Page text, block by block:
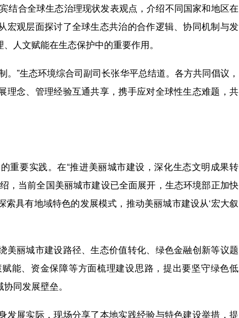
合全球生态治理现状发表观点，介绍不同国家和地区在
宏观层面探讨了全球生态共治的合作逻辑、协同机制与发
人文赋能在生态保护中的重要作用。
”生态环境综合司副司长张华平总结道。各方共同倡议，
理念、管理经验互通共享，携手应对全球性生态难题，共
要实践。在“推进美丽城市建设，深化生态文明成果转
，当前全国美丽城市建设已全面展开，生态环境部正加快
索具有地域特色的发展模式，推动美丽城市建设从‘宏大叙
丽城市建设路径、生态价值转化、绿色金融创新等议题
能、资金保障等方面梳理建设思路，提出要坚守绿色低
同发展壁垒。
展实际，现场分享了本地实践经验与特色建设举措，提